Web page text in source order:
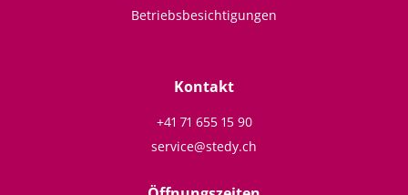
Betriebsbesichtigungen
Kontakt
+41 71 655 15 90
service@stedy.ch